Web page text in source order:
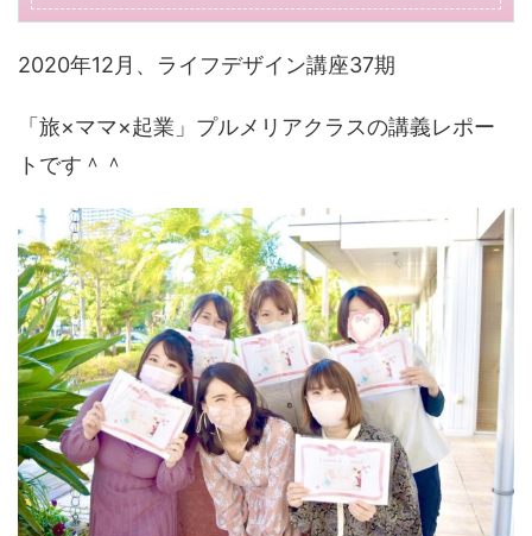
2020年12月、ライフデザイン講座37期
「旅×ママ×起業」プルメリアクラスの講義レポー
トです＾＾